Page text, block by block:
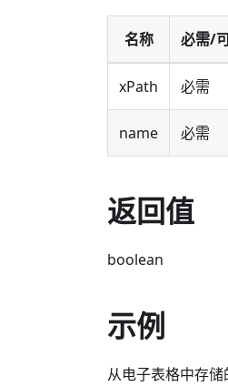
名称 必需/
xPath 必需
name 必需
返回值
boolean
示例
从电子表格中存储